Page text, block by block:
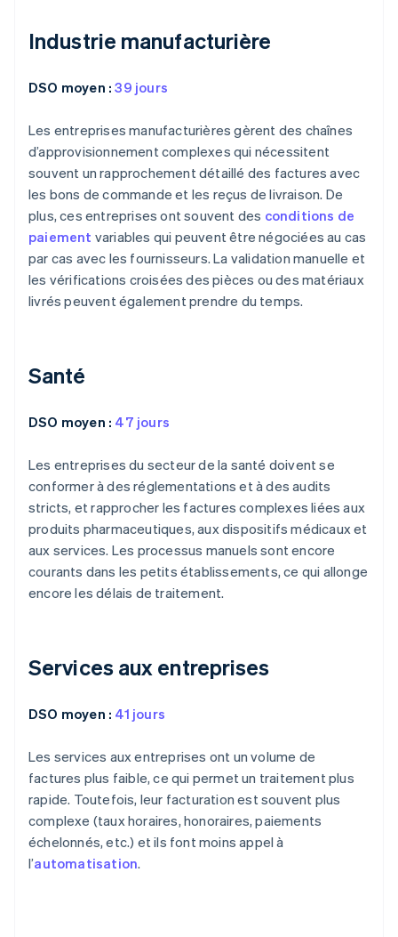
Industrie manufacturière
DSO moyen : 39 jours
Les entreprises manufacturières gèrent des chaînes
d’approvisionnement complexes qui nécessitent
souvent un rapprochement détaillé des factures avec
les bons de commande et les reçus de livraison. De
plus, ces entreprises ont souvent des conditions de
paiement variables qui peuvent être négociées au cas
par cas avec les fournisseurs. La validation manuelle et
les vérifications croisées des pièces ou des matériaux
livrés peuvent également prendre du temps.
Santé
DSO moyen : 47 jours
Les entreprises du secteur de la santé doivent se
conformer à des réglementations et à des audits
stricts, et rapprocher les factures complexes liées aux
produits pharmaceutiques, aux dispositifs médicaux et
aux services. Les processus manuels sont encore
courants dans les petits établissements, ce qui allonge
encore les délais de traitement.
Services aux entreprises
DSO moyen : 41 jours
Les services aux entreprises ont un volume de
factures plus faible, ce qui permet un traitement plus
rapide. Toutefois, leur facturation est souvent plus
complexe (taux horaires, honoraires, paiements
échelonnés, etc.) et ils font moins appel à
l’automatisation.